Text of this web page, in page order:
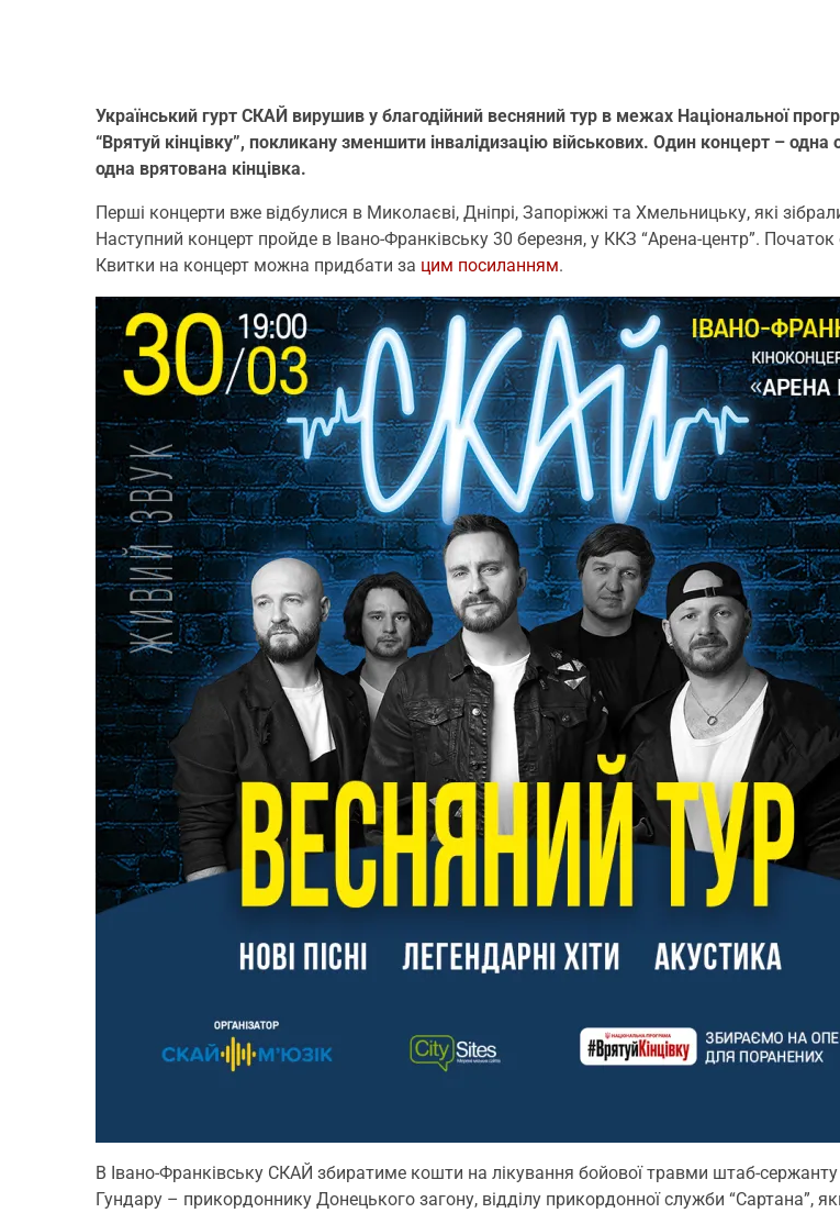
Український гурт СКАЙ вирушив у благодійний весняний тур в межах Національної
“Врятуй кінцівку”, покликану зменшити інвалідизацію військових. Один концерт – одна
одна врятована кінцівка.
Перші концерти вже відбулися в Миколаєві, Дніпрі, Запоріжжі та Хмельницьку, які
Наступний концерт пройде в Івано-Франківську 30 березня, у ККЗ “Арена-центр”. Початок
Квитки на концерт можна придбати за цим посиланням.
В Івано-Франківську СКАЙ збиратиме кошти на лікування бойової травми штаб-
Гундару – прикордоннику Донецького загону, відділу прикордонної служби “Сартана”,